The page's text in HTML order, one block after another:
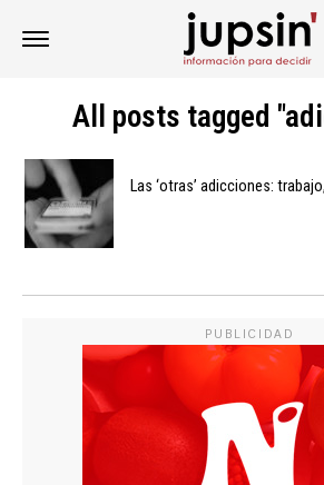
All posts tagged
Las ‘otras’ adicciones:
PUBLICIDAD